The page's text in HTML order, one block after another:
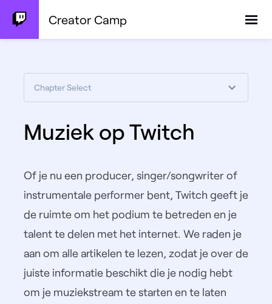
Creator Camp
Chapter Select
Muziek op Twitch
Of je nu een producer, singer/songwriter of
instrumentale performer bent, Twitch geeft je
de ruimte om het podium te betreden en je
talent te delen met het internet. We raden je
aan om alle artikelen te lezen, zodat je over de
juiste informatie beschikt die je nodig hebt
om je muziekstream te starten en te laten